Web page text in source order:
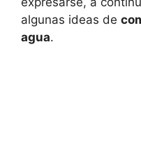
algunas ideas de
agua.